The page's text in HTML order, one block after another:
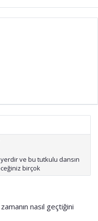
ve bu tutkulu dansın
birçok
nasıl geçtiğini